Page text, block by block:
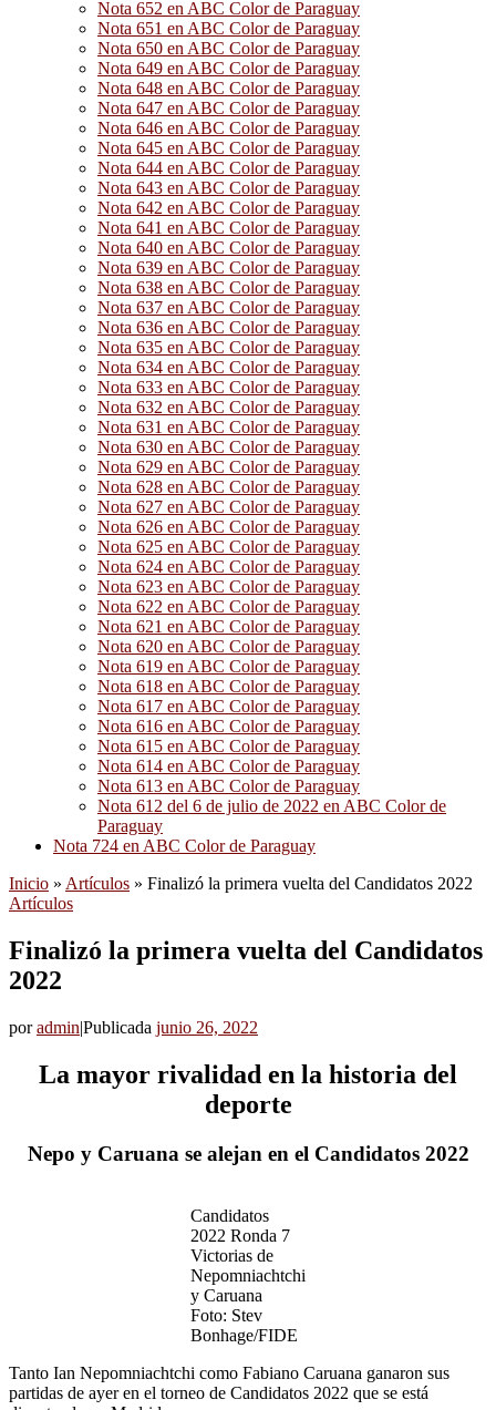
Nota 652 en ABC Color de Paraguay
Nota 651 en ABC Color de Paraguay
Nota 650 en ABC Color de Paraguay
Nota 649 en ABC Color de Paraguay
Nota 648 en ABC Color de Paraguay
Nota 647 en ABC Color de Paraguay
Nota 646 en ABC Color de Paraguay
Nota 645 en ABC Color de Paraguay
Nota 644 en ABC Color de Paraguay
Nota 643 en ABC Color de Paraguay
Nota 642 en ABC Color de Paraguay
Nota 641 en ABC Color de Paraguay
Nota 640 en ABC Color de Paraguay
Nota 639 en ABC Color de Paraguay
Nota 638 en ABC Color de Paraguay
Nota 637 en ABC Color de Paraguay
Nota 636 en ABC Color de Paraguay
Nota 635 en ABC Color de Paraguay
Nota 634 en ABC Color de Paraguay
Nota 633 en ABC Color de Paraguay
Nota 632 en ABC Color de Paraguay
Nota 631 en ABC Color de Paraguay
Nota 630 en ABC Color de Paraguay
Nota 629 en ABC Color de Paraguay
Nota 628 en ABC Color de Paraguay
Nota 627 en ABC Color de Paraguay
Nota 626 en ABC Color de Paraguay
Nota 625 en ABC Color de Paraguay
Nota 624 en ABC Color de Paraguay
Nota 623 en ABC Color de Paraguay
Nota 622 en ABC Color de Paraguay
Nota 621 en ABC Color de Paraguay
Nota 620 en ABC Color de Paraguay
Nota 619 en ABC Color de Paraguay
Nota 618 en ABC Color de Paraguay
Nota 617 en ABC Color de Paraguay
Nota 616 en ABC Color de Paraguay
Nota 615 en ABC Color de Paraguay
Nota 614 en ABC Color de Paraguay
Nota 613 en ABC Color de Paraguay
Nota 612 del 6 de julio de 2022 en ABC Color de
Paraguay
Nota 724 en ABC Color de Paraguay
Inicio » Artículos » Finalizó la primera vuelta del Candidatos 2022
Artículos
Finalizó la primera vuelta del Candidatos
2022
poradmin|Publicada junio 26, 2022
La mayor rivalidad en la historia del
deporte
Nepo y Caruana se alejan en el Candidatos2022
Candidatos
2022 Ronda 7
Victorias de
Nepomniachtchi
y Caruana
Foto: Stev
Bonhage/FIDE
Tanto Ian Nepomniachtchi como Fabiano Caruana ganaron sus
partidas de ayer en el torneo de Candidatos 2022 que se está